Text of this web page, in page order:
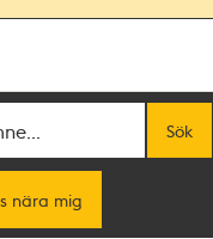
Sök
nära mig